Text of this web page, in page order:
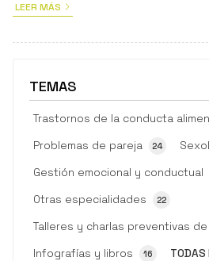
TEMAS
TODAS
Trastornos de la conducta
Problemas de pareja 24
Gestión emocional y conductual
Otras especialidades 22
Talleres y charlas preventivas
Infografías y libros 16
LEER MÁS